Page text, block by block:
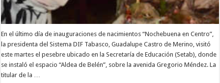
En el último día de inauguraciones de nacimientos “Nochebuena en Centro”,
la presidenta del Sistema DIF Tabasco, Guadalupe Castro de Merino, visitó
este martes el pesebre ubicado en la Secretaría de Educación (Setab), donde
se instaló el espacio “Aldea de Belén”, sobre la avenida Gregorio Méndez. La
titular de la …